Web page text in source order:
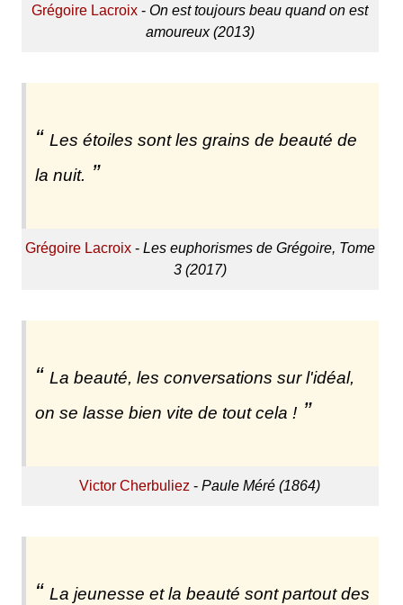
Grégoire Lacroix -On est toujours beau quand on est
amoureux (2013)
Les étoiles sont les grains de beauté de
la nuit.
Grégoire Lacroix- Les euphorismes de Grégoire, Tome
3 (2017)
La beauté, les conversations sur l'idéal,
on se lasse bien vite de tout cela !
Victor Cherbuliez -Paule Méré (1864)
La jeunesse et la beauté sont partout des